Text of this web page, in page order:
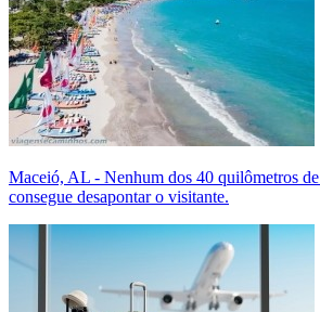
Maceió, AL - Nenhum dos 40 quilômetros
consegue desapontar o visitante.